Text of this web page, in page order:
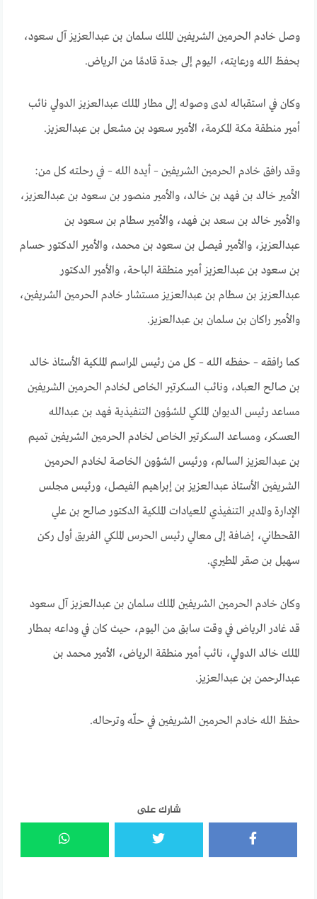
وصل خادم الحرمين الشريفين الملك سلمان بن عبدالعزيز آل سعود،
بحفظ الله ورعايته، اليوم إلى جدة قادمًا من الرياض.
وكان في استقباله لدى وصوله إلى مطار الملك عبدالعزيز الدولي نائب
أمير منطقة مكة المكرمة، الأمير سعود بن مشعل بن عبدالعزيز.
وقد رافق خادم الحرمين الشريفين – أيده الله – في رحلته كل من:
الأمير خالد بن فهد بن خالد، والأمير منصور بن سعود بن عبدالعزيز،
والأمير خالد بن سعد بن فهد، والأمير سطام بن سعود بن
عبدالعزيز، والأمير فيصل بن سعود بن محمد، والأمير الدكتور حسام
بن سعود بن عبدالعزيز أمير منطقة الباحة، والأمير الدكتور
عبدالعزيز بن سطام بن عبدالعزيز مستشار خادم الحرمين الشريفين،
والأمير راكان بن سلمان بن عبدالعزيز.
كما رافقه – حفظه الله – كل من رئيس المراسم الملكية الأستاذ خالد
بن صالح العباد، ونائب السكرتير الخاص لخادم الحرمين الشريفين
مساعد رئيس الديوان الملكي للشؤون التنفيذية فهد بن عبدالله
العسكر، ومساعد السكرتير الخاص لخادم الحرمين الشريفين تميم
بن عبدالعزيز السالم، ورئيس الشؤون الخاصة لخادم الحرمين
الشريفين الأستاذ عبدالعزيز بن إبراهيم الفيصل، ورئيس مجلس
الإدارة والمدير التنفيذي للعيادات الملكية الدكتور صالح بن علي
القحطاني، إضافة إلى معالي رئيس الحرس الملكي الفريق أول ركن
سهيل بن صقر المطيري.
وكان خادم الحرمين الشريفين الملك سلمان بن عبدالعزيز آل سعود
قد غادر الرياض في وقت سابق من اليوم، حيث كان في وداعه بمطار
الملك خالد الدولي، نائب أمير منطقة الرياض، الأمير محمد بن
عبدالرحمن بن عبدالعزيز.
حفظ الله خادم الحرمين الشريفين في حلّه وترحاله.
شارك على